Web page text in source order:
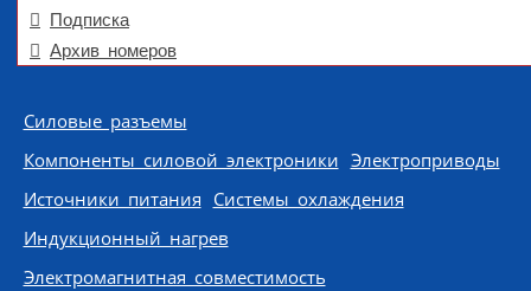
Подписка
Архив номеров
Skip to content
Силовые разъемы
Компоненты силовой электроники Электроприводы
Источники питания Системы охлаждения
Индукционный нагрев
Электромагнитная совместимость